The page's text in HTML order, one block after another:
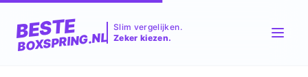
BESTE
BOXSPRING.NL
Slim vergelijken.
Zeker kiezen.